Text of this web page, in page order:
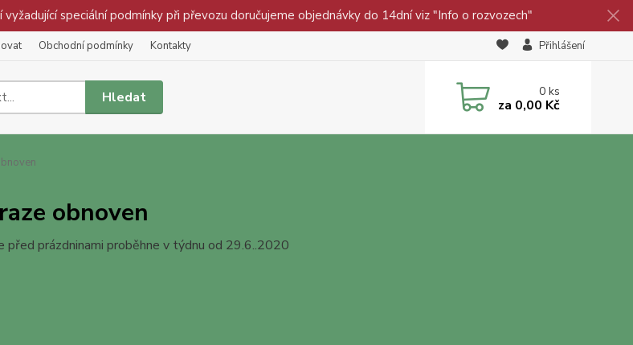
speciální podmínky při převozu doručujeme objednávky do 14dní viz "Info o rozvozech"
Obchodní podmínky Kontakty Přihlášení
Hledat 0ks
za 0,00 Kč
obnoven
před prázdninami proběhne v týdnu od 29.6..2020